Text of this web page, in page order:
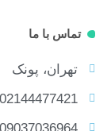
تماس با ما
تهران، پونک
02144477421